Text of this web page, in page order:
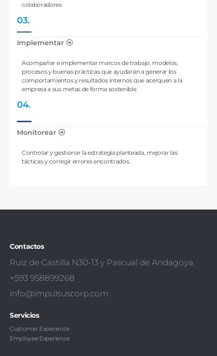
colaboradores
03.
Implementar
Acompañar e implementar marcos de trabajo, modelos,
procesos y buenas prácticas que ayudarán a generar los
comportamientos y resultados internos que acerquen a la
empresa a sus metas de forma sostenible
04.
Monitorear
Controlar y gestionar la estrategia planteada, mejorar las
tácticas y corregir errores encontrados.
Servicios
Customer Experience
Employee Experience
Contactos
Ruiz de Castilla N30-13 y Pascual de Andagoya
+593 958899268
info@impulsuscorp.com